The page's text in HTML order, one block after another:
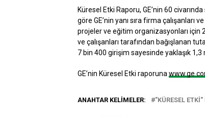
Küresel Etki Raporu, GE’nin 60
göre GE’nin yanı sıra firma çalışanları
projeler ve eğitim organizasyonları için
ve çalışanları tarafından bağışlanan
7 bin 400 girişim sayesinde yaklaşık 1,3
GE’nin Küresel Etki raporuna
ANAHTAR KELIMELER: "KÜRESEL ETKI"